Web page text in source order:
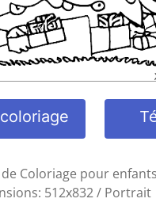
de Coloriage pour enfants
512x832 / Portrait